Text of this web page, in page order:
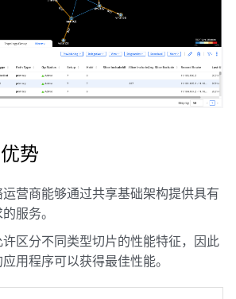
势
营商能够通过共享基础架构提供具有
服务。
区分不同类型切片的性能特征，因此
用程序可以获得最佳性能。